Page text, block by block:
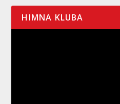
HIMNA KLUBA